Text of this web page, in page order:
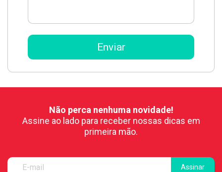
Não perca nenhuma novidade!
Assine ao lado para receber nossas dicas em
primeira mão.